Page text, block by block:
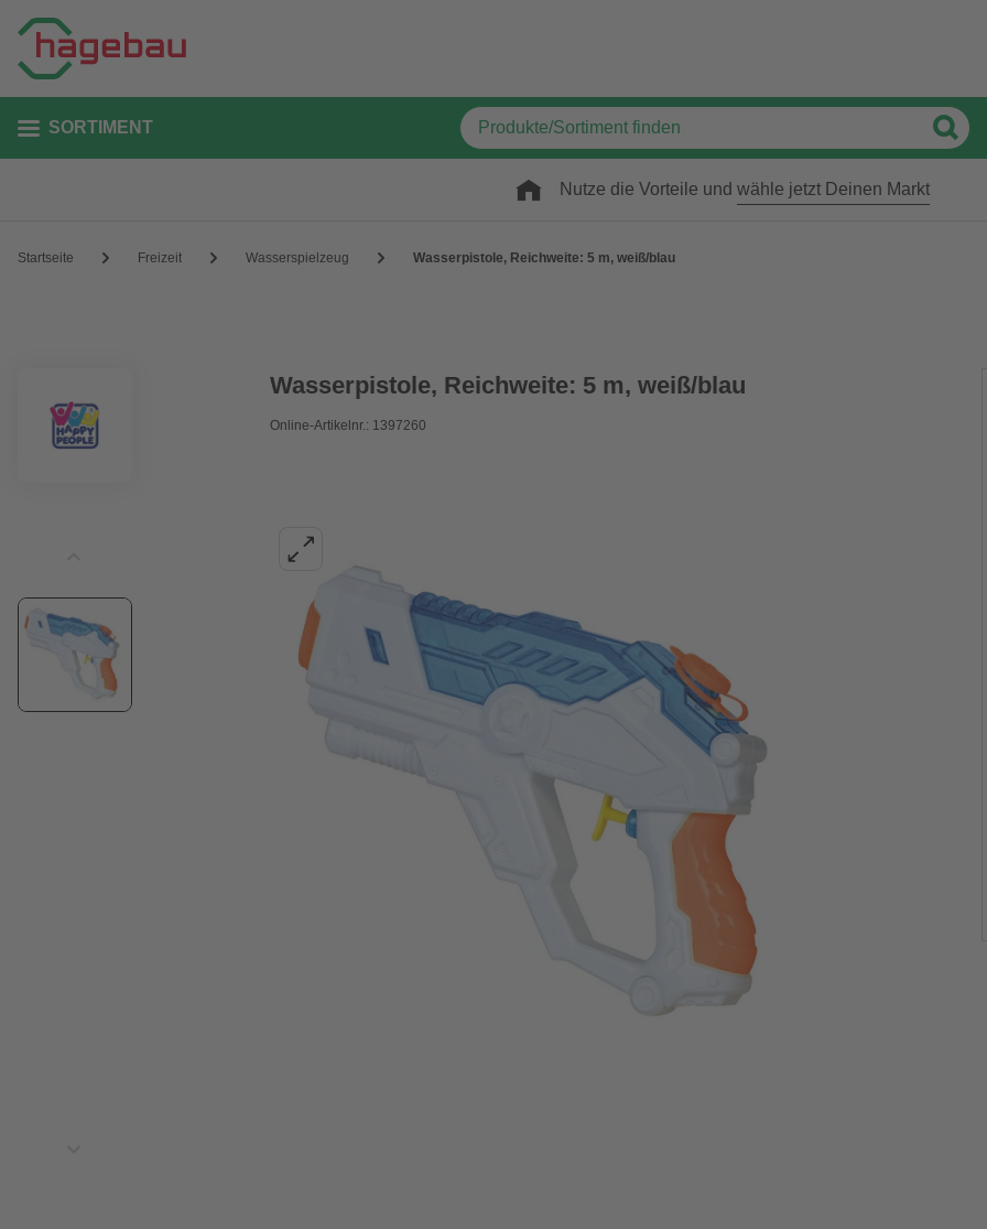
SORTIMENT
Nutze die Vorteile und wähle jetzt Deinen Markt
Startseite Freizeit Wasserspielzeug Wasserpistole, Reichweite: 5 m, weiß/blau
Wasserpistole, Reichweite: 5 m, weiß/blau
Online-Artikelnr.: 1397260